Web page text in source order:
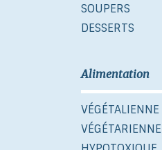
SOUPERS
DESSERTS
Alimentation
VÉGÉTALIENNE
VÉGÉTARIENNE